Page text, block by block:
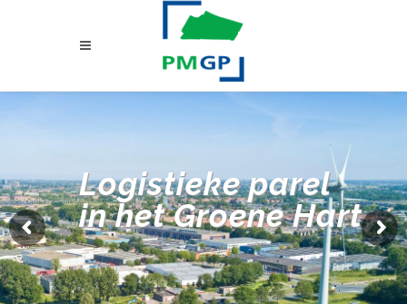
Logistieke parel
in het Groene Hart